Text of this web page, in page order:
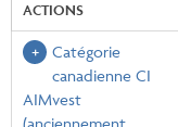
ACTIONS
Catégorie
canadienne CI
AIMvest